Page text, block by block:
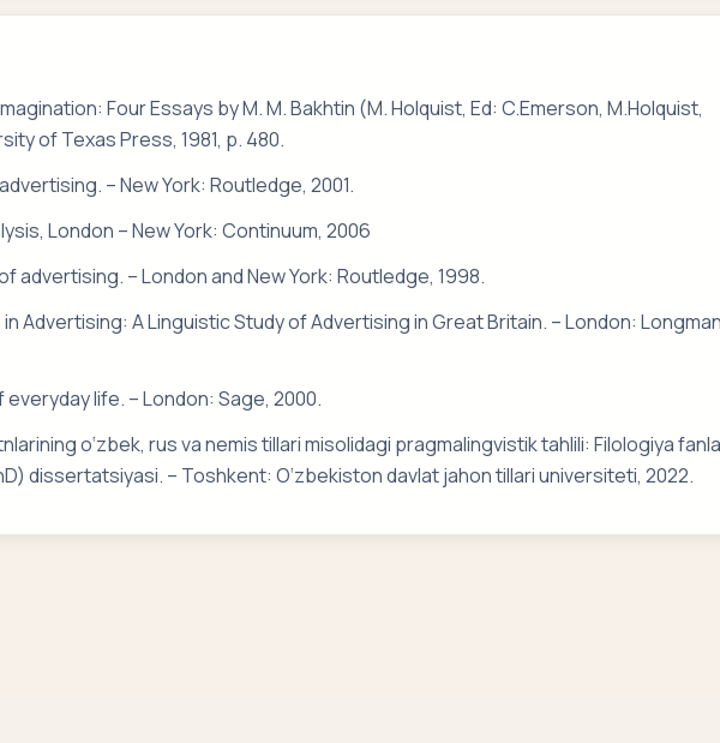
Four Essays by M. M. Bakhtin (M. Holquist, Ed: C.Emerson, M.Holquist,
of Texas Press, 1981, p. 480.
– New York: Routledge, 2001.
London – New York: Continuum, 2006
advertising. – London and New York: Routledge, 1998.
Advertising: A Linguistic Study of Advertising in Great Britain. – London:
life. – London: Sage, 2000.
o‘zbek, rus va nemis tillari misolidagi pragmalingvistik tahlili: Filologiya
dissertatsiyasi. – Toshkent: O‘zbekiston davlat jahon tillari universiteti, 2022.